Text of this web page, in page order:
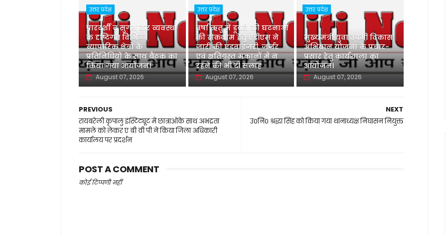
उत्तर प्रदेश
पारदर्शी व सुगम कर व्यवस्था
के दृष्टिगत विभिन्न
व्यापारिक क्षेत्रों के
प्रतिनिधियों के साथ बैठक का
किया गया आयोजन।
August 07, 2026
उत्तर प्रदेश
वर्षा ऋतु में डूबने की घटनाओं
की रोकथाम हेतु एडीएम ने
जारी की एडवाइजरी, जर्जर
एवं क्षतिग्रस्त मकानों में न
रहने की भी दी सलाह
August 07, 2026
उत्तर प्रदेश
मुख्यमंत्री युवा उद्यमी विकास
अभियान योजना के प्रचार-
प्रसार हेतु कार्यशाला का
आयोजन।
August 07, 2026
NEXT
उ0नि0 श्रद्धा सिंह को किया गया थानाध्यक्ष निघासन नियुक्त
PREVIOUS
रायबरेली कृपालु इंस्टिट्यूट में छात्राओंके साथ अभद्रता
मामले को लेकर ए बी वी पी ने किया जिला अधिकारी
कार्यालय पर प्रदर्शन
POST A COMMENT
कोई टिप्पणी नहीं